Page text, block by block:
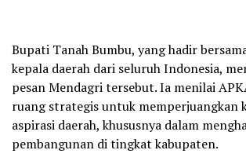
Bupati Tanah Bumbu, yang hadir
kepala daerah dari seluruh Indonesia,
pesan Mendagri tersebut. Ia menilai
ruang strategis untuk memperjuangkan
aspirasi daerah, khususnya dalam
pembangunan di tingkat kabupaten.